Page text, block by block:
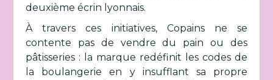
deuxième écrin lyonnais.
À travers ces initiatives, Copains ne se
contente pas de vendre du pain ou des
pâtisseries : la marque redéfinit les codes de
la boulangerie en y insufflant sa propre